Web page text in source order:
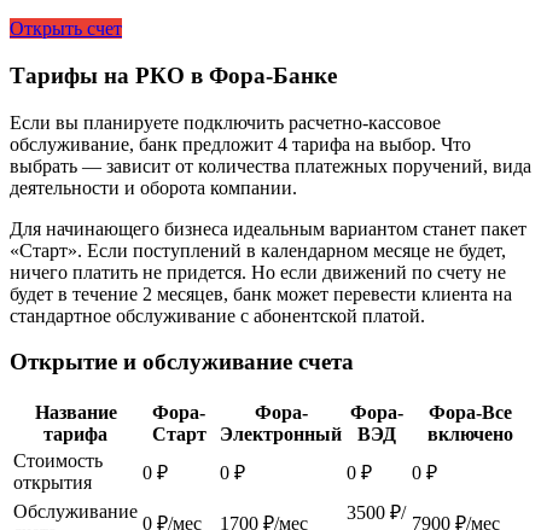
Открыть счет
Тарифы на РКО в Фора-Банке
Если вы планируете подключить расчетно-кассовое
обслуживание, банк предложит 4 тарифа на выбор. Что
выбрать — зависит от количества платежных поручений, вида
деятельности и оборота компании.
Для начинающего бизнеса идеальным вариантом станет пакет
«Старт». Если поступлений в календарном месяце не будет,
ничего платить не придется. Но если движений по счету не
будет в течение 2 месяцев, банк может перевести клиента на
стандартное обслуживание с абонентской платой.
Открытие и обслуживание счета
Название
тарифа
Фора-
Старт
Фора-
Электронный
Фора-
ВЭД
Фора-Все
включено
Стоимость
открытия
0 ₽ 0 ₽ 0 ₽
0 ₽
Обслуживание
0 ₽/мес 1700 ₽/мес
3500 ₽/
7900 ₽/мес